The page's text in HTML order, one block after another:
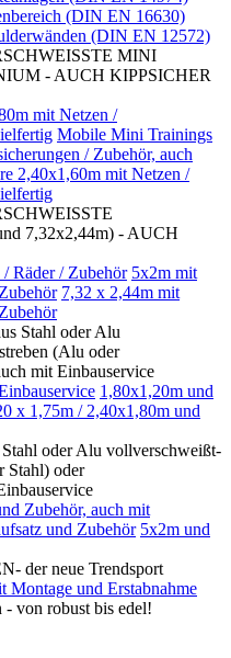
(DIN EN 16630)
(DIN EN 12572)
MINI
- AUCH KIPPSICHER
mit Netzen /
Mobile Mini Trainings
/ Zubehör, auch
2,40x1,60m mit Netzen /
7,32x2,44m) - AUCH
Räder / Zubehör 5x2m mit
7,32 x 2,44m mit
Stahl oder Alu
(Alu oder
mit Einbauservice
1,80x1,20m und
x 1,75m / 2,40x1,80m und
oder Alu vollverschweißt-
Stahl) oder
Zubehör, auch mit
und Zubehör 5x2m und
der neue Trendsport
und Erstabnahme
von robust bis edel!